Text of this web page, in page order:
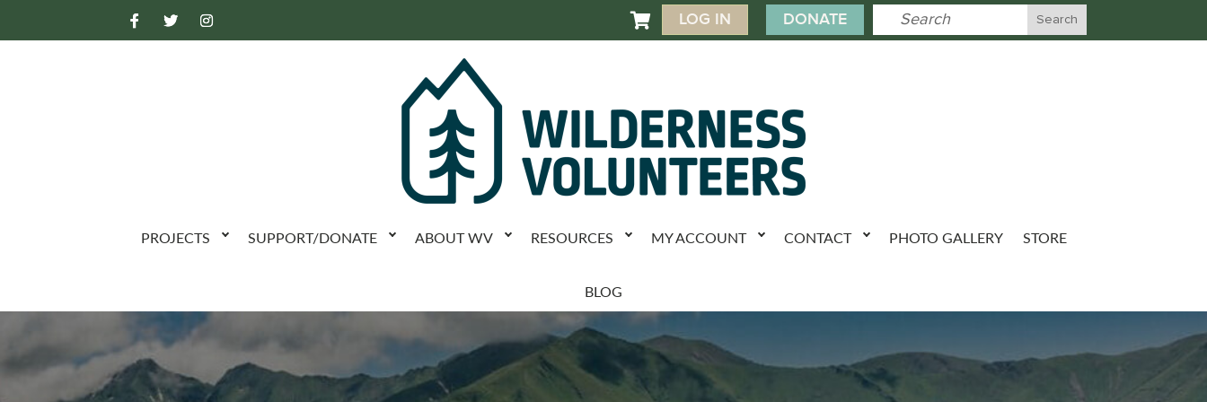
 LOG IN DONATE
PROJECTS SUPPORT/DONATE ABOUT WV RESOURCES MY ACCOUNT CONTACT PHOTO GALLERY STORE
BLOG